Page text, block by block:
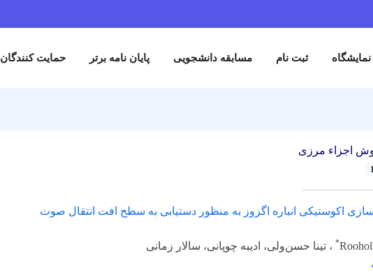
نمایشگاه ثبت نام مسابقه دانشجویی پایان نامه برتر حمایت کنندگان
اجزاء مرزی
اکوستیکی انباره اگزوز به منظور دستیابی به سطح افت انتقال صوت
* ، تینا حسن‌ولی، ادیبه چوپانی، سالار زمانی